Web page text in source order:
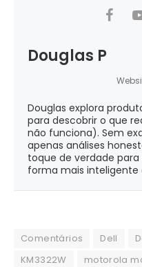
Douglas P
Douglas explora
para descobrir o que
não funciona). Sem
apenas análises
toque de verdade
forma mais inteligente
Comentários Dell
KM3322W
motorola